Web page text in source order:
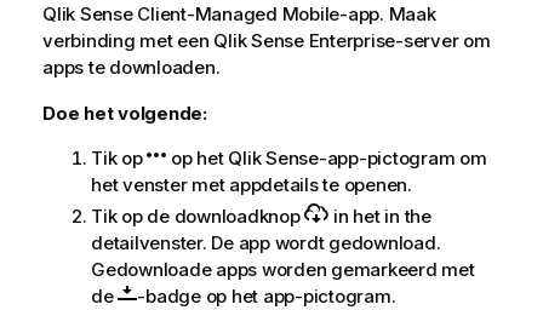
Qlik Sense Client-Managed Mobile-app. Maak
verbinding met een Qlik Sense Enterprise-server om
apps te downloaden.
Doe het volgende:
Tik op
op het Qlik Sense-app-pictogram om
het venster met appdetails te openen.
Tik op de downloadknop
in het in the
detailvenster. De app wordt gedownload.
Gedownloade apps worden gemarkeerd met
de
-badge op het app-pictogram.